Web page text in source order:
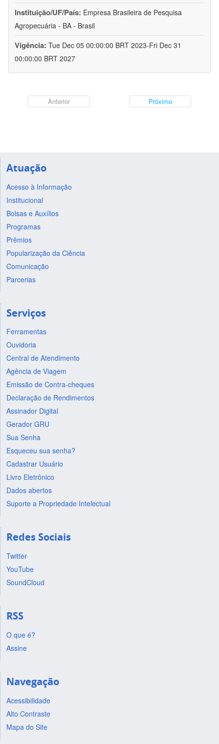
Instituição/UF/País: Empresa Brasileira de Pesquisa
Agropecuária - BA - Brasil
Vigência: Tue Dec 05 00:00:00 BRT 2023-Fri Dec 31
00:00:00 BRT 2027
Anterior Próximo
Atuação
Acesso à Informação
Institucional
Bolsas e Auxílios
Programas
Prêmios
Popularização da Ciência
Comunicação
Parcerias
Serviços
Ferramentas
Ouvidoria
Central de Atendimento
Agência de Viagem
Emissão de Contra-cheques
Declaração de Rendimentos
Assinador Digital
Gerador GRU
Sua Senha
Esqueceu sua senha?
Cadastrar Usuário
Livro Eletrônico
Dados abertos
Suporte a Propriedade Intelectual
Redes Sociais
Twitter
YouTube
SoundCloud
RSS
O que é?
Assine
Navegação
Acessibilidade
Alto Contraste
Mapa do Site